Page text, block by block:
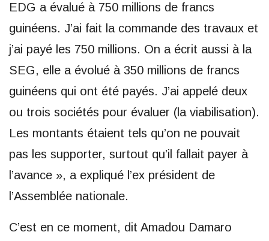
EDG a évalué à 750 millions de francs
guinéens. J’ai fait la commande des travaux et
j’ai payé les 750 millions. On a écrit aussi à la
SEG, elle a évolué à 350 millions de francs
guinéens qui ont été payés. J’ai appelé deux
ou trois sociétés pour évaluer (la viabilisation).
Les montants étaient tels qu’on ne pouvait
pas les supporter, surtout qu’il fallait payer à
l’avance », a expliqué l’ex président de
l’Assemblée nationale.
C’est en ce moment, dit Amadou Damaro